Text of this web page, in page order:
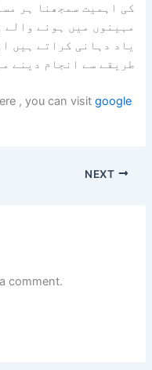
کی اہمیت سمجھنا ہر
مہینوں میں ہونے
یاد دہانی کراتے ہیں
طریقے سے انجام دینے
, you can visitgoogle
NEXT
comment.